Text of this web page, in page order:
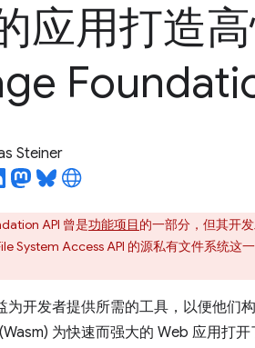
应用打造
Steiner
API 曾是功能项目的一部分，但其开
System Access API 的源私有文件系统这
为开发者提供所需的工具，以便他们
(Wasm) 为快速而强大的 Web 应用打